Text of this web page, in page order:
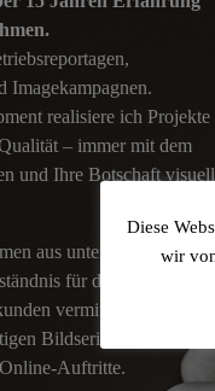
Imagekampagnen.
realisiere ich Projekte
– immer mit dem
und Ihre Botschaft visuell
aus unterschiedlichen
für die speziellen
vermittelt – von der
Bildserie für
Auftritte.
Diese
wir